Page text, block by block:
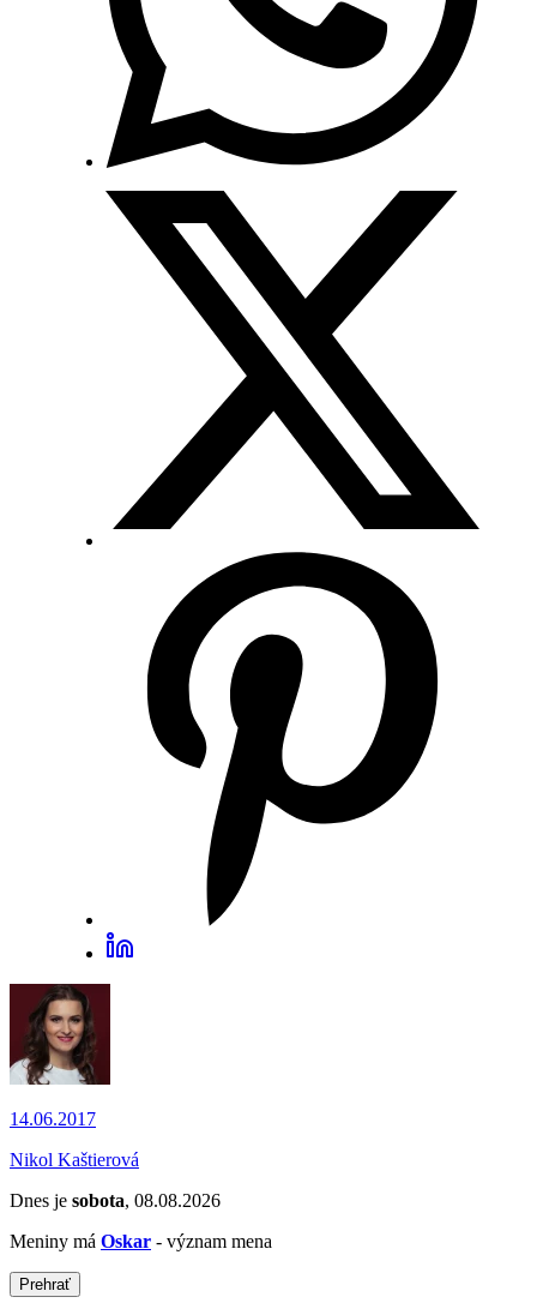
14.06.2017
Nikol Kaštierová
Dnes je sobota, 08.08.2026
Meniny má Oskar - význam mena
Prehrať